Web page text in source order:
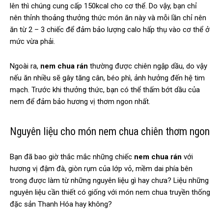
lên thì chúng cung cấp 150kcal cho cơ thể. Do vậy, bạn chỉ
nên thỉnh thoảng thưởng thức món ăn này và mỗi lần chỉ nên
ăn từ 2 – 3 chiếc để đảm bảo lượng calo hấp thụ vào cơ thể ở
mức vừa phải.
Ngoài ra, nem chua rán thường được chiên ngập dầu, do vậy
nếu ăn nhiều sẽ gây tăng cân, béo phì, ảnh hưởng đến hệ tim
mạch. Trước khi thưởng thức, bạn có thể thấm bớt dầu của
nem để đảm bảo hương vị thơm ngon nhất.
Nguyên liệu cho món nem chua chiên thơm ngon
Bạn đã bao giờ thắc mắc những chiếc nem chua rán với
hương vị đậm đà, giòn rụm của lớp vỏ, mềm dai phía bên
trong được làm từ những nguyên liệu gì hay chưa? Liệu những
nguyên liệu cần thiết có giống với món nem chua truyền thống
đặc sản Thanh Hóa hay không?